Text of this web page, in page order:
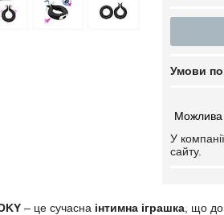
У
сайту.
– це сучасна інтимна іграшка , що